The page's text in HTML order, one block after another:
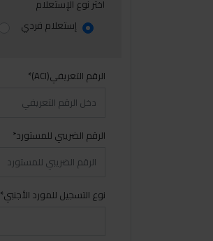
اختر نوع الإستعلام
إستعلام فردي
الرقم التعريفي(ACI)*
الرقم الضريبي للمستورد*
نوع التسجيل للمورد الأجنبي*